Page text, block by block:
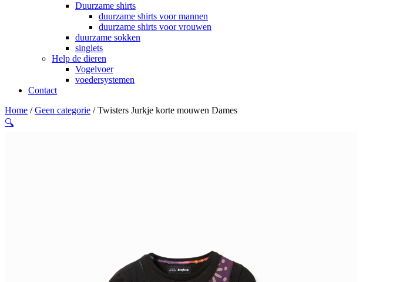
Duurzame shirts
duurzame shirts voor mannen
duurzame shirts voor vrouwen
duurzame sokken
singlets
Help de dieren
Vogelvoer
voedersystemen
Contact
Home /Geen categorie / Twisters Jurkje korte mouwen Dames
🔍